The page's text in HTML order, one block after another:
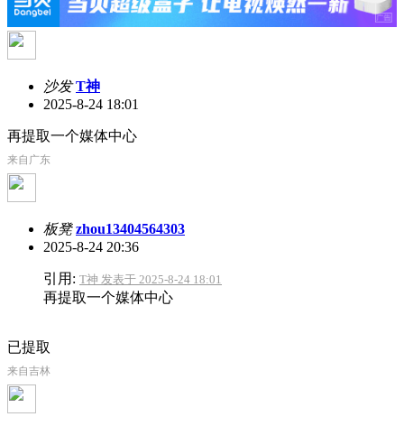
沙发 T神
2025-8-24 18:01
再提取一个媒体中心
来自广东
板凳 zhou13404564303
2025-8-24 20:36
引用: T神 发表于 2025-8-24 18:01
再提取一个媒体中心
已提取
来自吉林